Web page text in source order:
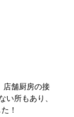
店舗厨房の接
所もあり、
！